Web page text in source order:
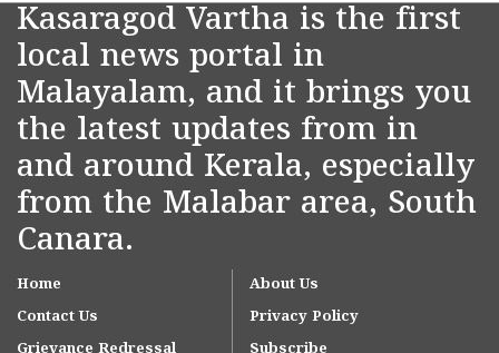
Kasaragod Vartha is the first
local news portal in
Malayalam, and it brings you
the latest updates from in
and around Kerala, especially
from the Malabar area, South
Canara.
Home
About Us
Contact Us
Privacy Policy
Grievance Redressal
Subscribe